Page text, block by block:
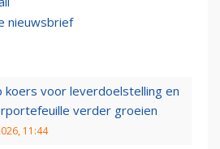
nieuwsbrief
koers voor leverdoelstelling en
verder groeien
11:44